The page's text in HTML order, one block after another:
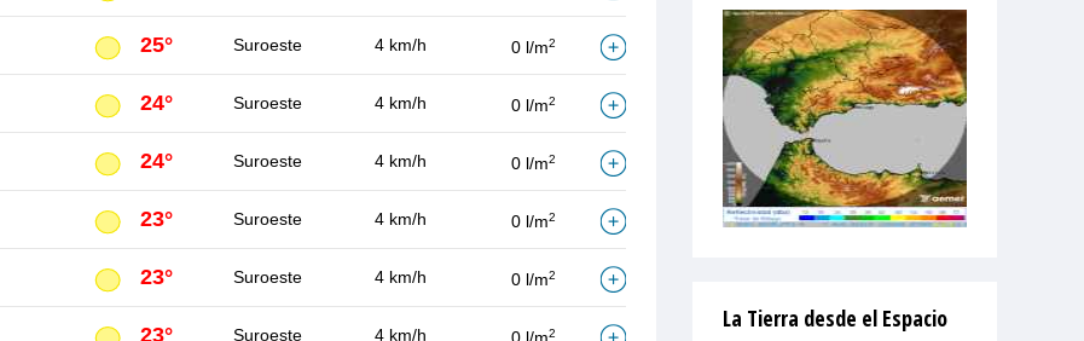
25° Suroeste 4 km/h 0 l/m2
24° Suroeste 4 km/h 0 l/m2
24° Suroeste 4 km/h 0 l/m2
23° Suroeste 4 km/h 0 l/m2
23° Suroeste 4 km/h 0 l/m2
23° Suroeste 4 km/h 0 l/m2
La Tierra desde el Espacio